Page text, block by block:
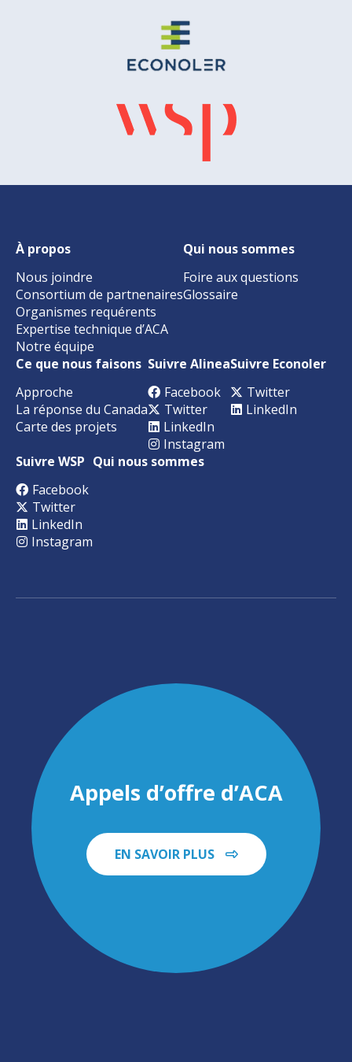
À propos
Nous joindre
Consortium de partnenaires
Organismes requérents
Expertise technique d’ACA
Notre équipe
Qui nous sommes
Foire aux questions
Glossaire
Ce que nous faisons
Approche
La réponse du Canada
Carte des projets
Suivre Alinea
Facebook
Twitter
LinkedIn
Instagram
Suivre Econoler
Twitter
LinkedIn
Suivre WSP
Facebook
Twitter
LinkedIn
Instagram
Qui nous sommes
Appels d’offre d’ACA
EN SAVOIR PLUS